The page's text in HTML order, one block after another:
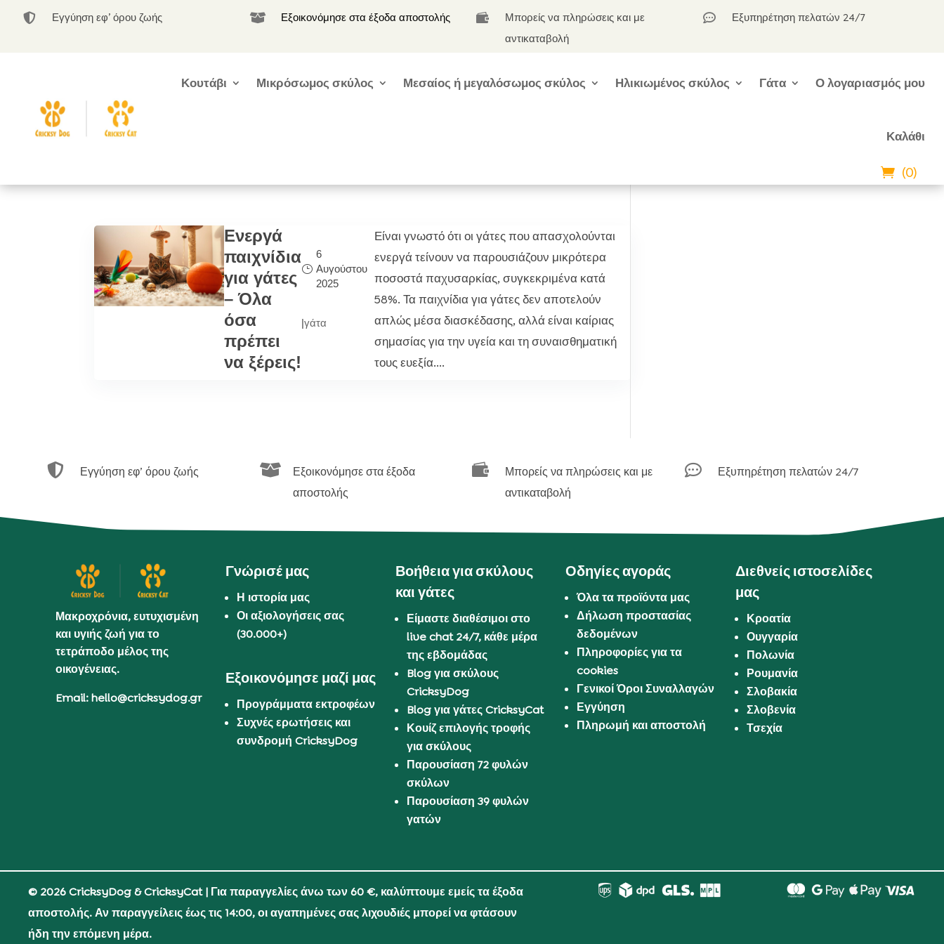
 Εγγύηση εφ’ όρου ζωής  Εξοικονόμησε στα έξοδα αποστολής 
Μπορείς να πληρώσεις και με
αντικαταβολή
 Εξυπηρέτηση πελατών 24/7
Κουτάβι Μικρόσωμος σκύλος Μεσαίος ή μεγαλόσωμος σκύλος Ηλικιωμένος σκύλος Γάτα Ο λογαριασμός μου
Καλάθι
(0)
Ενεργά
παιχνίδια
για γάτες
– Όλα
όσα
πρέπει
να ξέρεις!
6
Αυγούστου
2025
|γάτα
Είναι γνωστό ότι οι γάτες που απασχολούνται
ενεργά τείνουν να παρουσιάζουν μικρότερα
ποσοστά παχυσαρκίας, συγκεκριμένα κατά
58%. Τα παιχνίδια για γάτες δεν αποτελούν
απλώς μέσα διασκέδασης, αλλά είναι καίριας
σημασίας για την υγεία και τη συναισθηματική
τους ευεξία....
 Εγγύηση εφ’ όρου ζωής 
Εξοικονόμησε στα έξοδα
αποστολής

Μπορείς να πληρώσεις και με
αντικαταβολή
 Εξυπηρέτηση πελατών 24/7
Μακροχρόνια, ευτυχισμένη
και υγιής ζωή για το
τετράποδο μέλος της
οικογένειας.
Email: hello@cricksydog.gr
Γνώρισέ μας
Η ιστορία μας
Οι αξιολογήσεις σας
(30.000+)
Εξοικονόμησε μαζί μας
Προγράμματα εκτροφέων
Συχνές ερωτήσεις και
συνδρομή CricksyDog
Βοήθεια για σκύλους
και γάτες
Είμαστε διαθέσιμοι στο
live chat 24/7, κάθε μέρα
της εβδομάδας
Blog για σκύλους
CricksyDog
Blog για γάτες CricksyCat
Κουίζ επιλογής τροφής
για σκύλους
Παρουσίαση 72 φυλών
σκύλων
Παρουσίαση 39 φυλών
γατών
Οδηγίες αγοράς
Όλα τα προϊόντα μας
Δήλωση προστασίας
δεδομένων
Πληροφορίες για τα
cookies
Γενικοί Όροι Συναλλαγών
Εγγύηση
Πληρωμή και αποστολή
Διεθνείς ιστοσελίδες
μας
Κροατία
Ουγγαρία
Πολωνία
Ρουμανία
Σλοβακία
Σλοβενία
Τσεχία
© 2026 CricksyDog & CricksyCat| Για παραγγελίες άνω των 60 €, καλύπτουμε εμείς τα έξοδα
αποστολής. Αν παραγγείλεις έως τις 14:00, οι αγαπημένες σας λιχουδιές μπορεί να φτάσουν
ήδη την επόμενη μέρα.